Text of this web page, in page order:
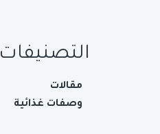
التصنيفات
مقالات
وصفات غذائية